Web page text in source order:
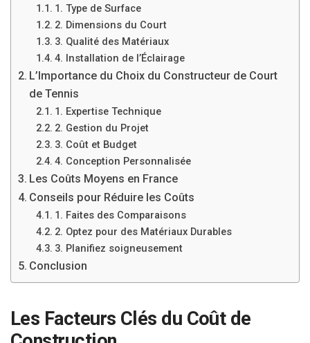
1. Type de Surface
2. Dimensions du Court
3. Qualité des Matériaux
4. Installation de l’Éclairage
L’Importance du Choix du Constructeur de Court
de Tennis
1. Expertise Technique
2. Gestion du Projet
3. Coût et Budget
4. Conception Personnalisée
Les Coûts Moyens en France
Conseils pour Réduire les Coûts
1. Faites des Comparaisons
2. Optez pour des Matériaux Durables
3. Planifiez soigneusement
Conclusion
Les Facteurs Clés du Coût de